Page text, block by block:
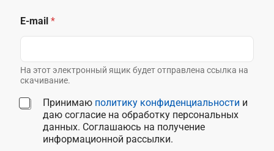
E-mail *
На этот электронный ящик будет отправлена ссылка на
скачивание.
С
о
Принимаю политику конфиденциальности и
даю согласие на обработку персональных
данных. Соглашаюсь на получение
информационной рассылки.